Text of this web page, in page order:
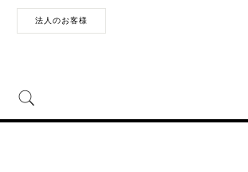
法人のお客様